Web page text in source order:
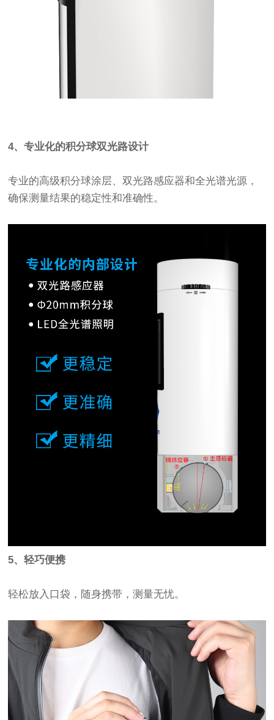
4、专业化的积分球双光路设计
专业的高级积分球涂层、双光路感应器和全光谱光源，
确保测量结果的稳定性和准确性。
5、轻巧便携
轻松放入口袋，随身携带，测量无忧。